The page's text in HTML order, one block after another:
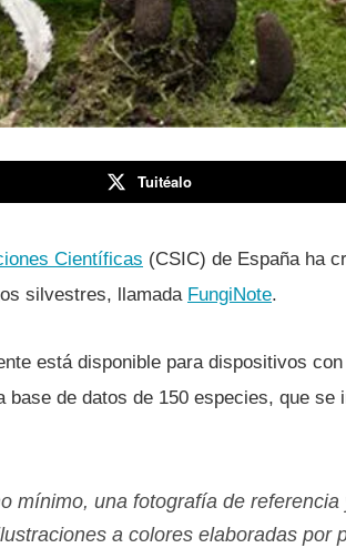
Tuitéalo
Cientí­ficas (CSIC) de España ha
silvestres, llamada FungiNote.
está disponible para dispositivos
base de datos de 150 especies, que se
mí­nimo, una fotografí­a de referencia
a colores elaboradas por